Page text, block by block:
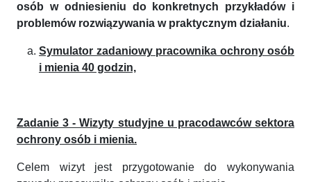
osób w odniesieniu do konkretnych przykładów i
problemów rozwiązywania w praktycznym działaniu.
Symulator zadaniowy pracownika ochrony osób
i mienia 40 godzin,
Zadanie 3 - Wizyty studyjne u pracodawców sektora
ochrony osób i mienia.
Celem wizyt jest przygotowanie do wykonywania